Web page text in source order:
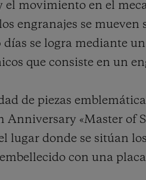
el movimiento en el
engranajes se
días se logra mediante
que consiste en un
de piezas
Anniversary «Master of
lugar donde se sitúan
con una